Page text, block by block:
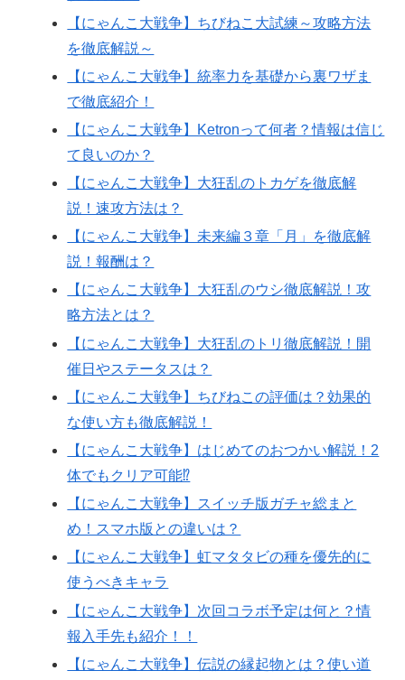
【にゃんこ大戦争】ちびねこ大試練～攻略方法
を徹底解説～
【にゃんこ大戦争】統率力を基礎から裏ワザま
で徹底紹介！
【にゃんこ大戦争】Ketronって何者？情報は信じ
て良いのか？
【にゃんこ大戦争】大狂乱のトカゲを徹底解
説！速攻方法は？
【にゃんこ大戦争】未来編３章「月」を徹底解
説！報酬は？
【にゃんこ大戦争】大狂乱のウシ徹底解説！攻
略方法とは？
【にゃんこ大戦争】大狂乱のトリ徹底解説！開
催日やステータスは？
【にゃんこ大戦争】ちびねこの評価は？効果的
な使い方も徹底解説！
【にゃんこ大戦争】はじめてのおつかい解説！2
体でもクリア可能⁉
【にゃんこ大戦争】スイッチ版ガチャ総まと
め！スマホ版との違いは？
【にゃんこ大戦争】虹マタタビの種を優先的に
使うべきキャラ
【にゃんこ大戦争】次回コラボ予定は何と？情
報入手先も紹介！！
【にゃんこ大戦争】伝説の縁起物とは？使い道